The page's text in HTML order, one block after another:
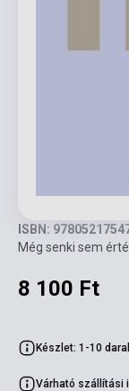
ISBN:
Még senki sem
8 100 Ft
Készlet: 1-10
Várható szállítási